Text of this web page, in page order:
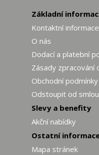
Základní
Kontaktní informace
O nás
Dodací a platební
Zásady zpracování
Obchodní podmínky
Odstoupit od
Slevy a benefity
Akční nabídky
Ostatní
Mapa stránek